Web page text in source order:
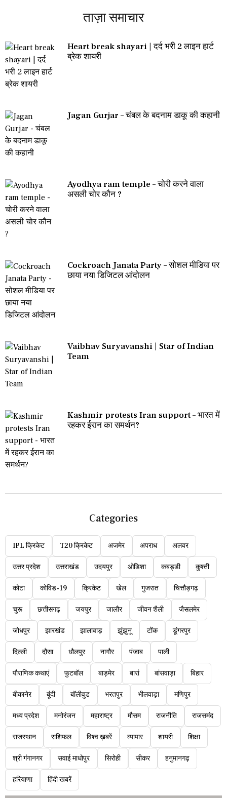
ताज़ा समाचार
Heart break shayari | दर्द भरी 2 लाइन हार्ट
ब्रेक शायरी
Jagan Gurjar – चंबल के बदनाम डाकू की कहानी
Ayodhya ram temple – चोरी करने वाला
असली चोर कौन ?
Cockroach Janata Party – सोशल मीडिया पर
छाया नया डिजिटल आंदोलन
Vaibhav Suryavanshi | Star of Indian
Team
Kashmir protests Iran support – भारत में
रहकर ईरान का समर्थन?
Categories
IPL क्रिकेट T20 क्रिकेट अजमेर अपराध अलवर
उत्तर प्रदेश उत्तराखंड उदयपुर ओडिशा कबड्डी कुश्ती
कोटा कोविड-19 क्रिकेट खेल गुजरात चित्तौड़गढ़
चुरू छत्तीसगढ़ जयपुर जालौर जीवन शैली जैसलमेर
जोधपुर झारखंड झालावाड़ झुंझुनू टोंक डूंगरपुर
दिल्ली दौसा धौलपुर नागौर पंजाब पाली
पौराणिक कथाएं फुटबॉल बाड़मेर बारां बांसवाड़ा बिहार
बीकानेर बूंदी बॉलीवुड भरतपुर भीलवाड़ा मणिपुर
मध्य प्रदेश मनोरंजन महाराष्ट्र मौसम राजनीति राजसमंद
राजस्थान राशिफल विश्व ख़बरें व्यापार शायरी शिक्षा
श्री गंगानगर सवाई माधोपुर सिरोही सीकर हनुमानगढ़
हरियाणा हिंदी खबरें